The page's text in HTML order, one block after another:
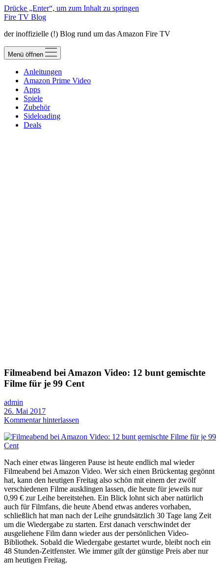
Drücke „Enter“, um zum Inhalt zu springen
Fire TV Blog
der inoffizielle (!) Blog rund um das Amazon Fire TV
Menü öffnen
Anleitungen
Amazon Prime Video
Apps
Spiele
Zubehör
Sideloading
Deals
Filmeabend bei Amazon Video: 12 bunt gemischte
Filme für je 99 Cent
admin
26. Mai 2017
Kommentar hinterlassen
Nach einer etwas längeren Pause ist heute endlich mal wieder
Filmeabend bei Amazon Video. Wer sich einen Brückentag gegönnt
hat, kann den heutigen Freitag also schön mit einem der zwölf
verschiedenen Filme ausklingen lassen, die heute für jeweils nur
0,99 € zur Leihe bereitstehen. Ein Blick lohnt sich aber natürlich
auch für Filmfans, die heute Abend etwas anderes vorhaben,
schließlich hat man nach der Leihe grundsätzlich 30 Tage lang Zeit
um die Wiedergabe zu starten. Erst danach verschwindet der
ausgeliehene Film dann wieder aus der persönlichen Video-
Bibliothek. Sobald die Wiedergabe gestartet wurde, bleibt noch ein
48 Stunden-Zeitfenster. Wie immer gilt der günstige Preis aber nur
am heutigen Freitag.